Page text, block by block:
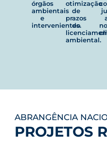
órgãos
ambientais
e
intervenientes.
otimização
de
prazos
do
ambiental.
ABRANGÊNCIA
PROJETOS